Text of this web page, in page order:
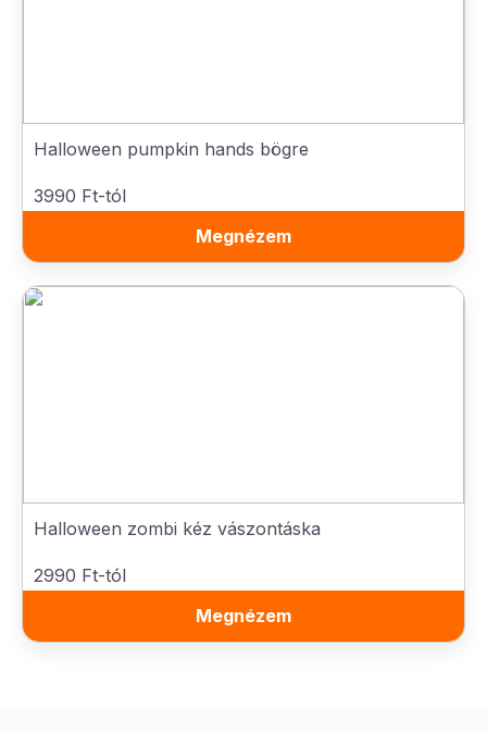
Halloween pumpkin hands bögre
3990 Ft-tól
Megnézem
Halloween zombi kéz vászontáska
2990 Ft-tól
Megnézem